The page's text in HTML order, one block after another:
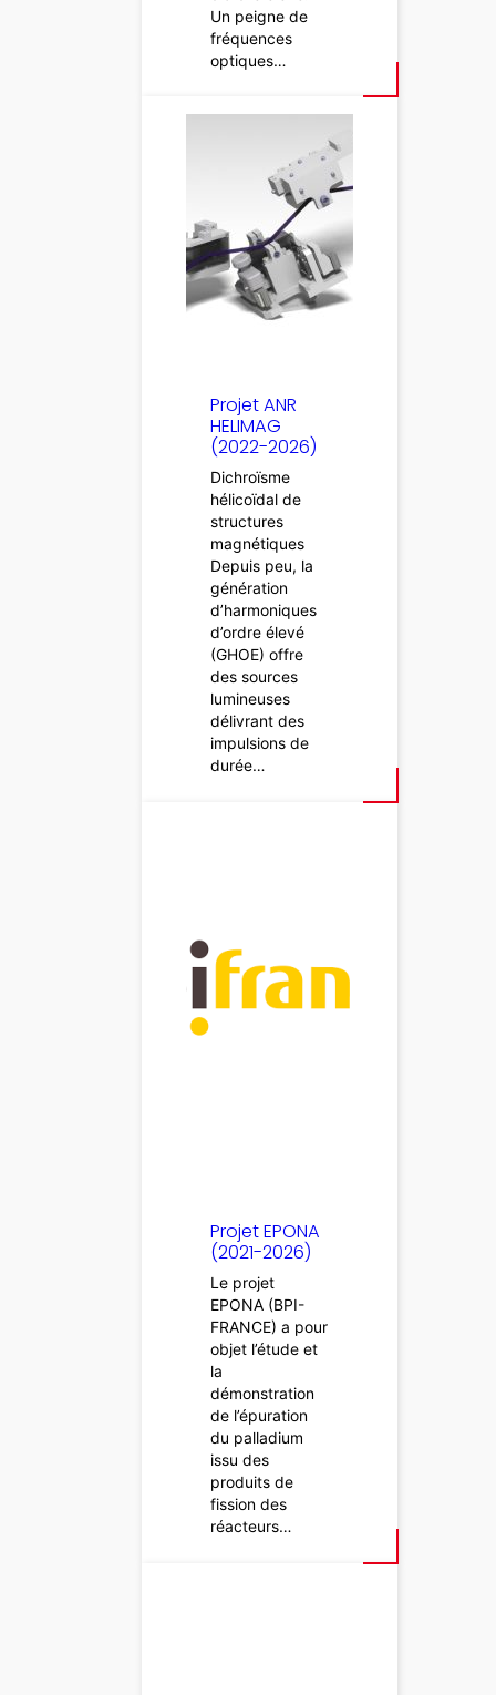
Un peigne de
fréquences
optiques…
Projet ANR
HELIMAG
(2022-2026)
Dichroïsme
hélicoïdal de
structures
magnétiques
Depuis peu, la
génération
d’harmoniques
d’ordre élevé
(GHOE) offre
des sources
lumineuses
délivrant des
impulsions de
durée…
Projet EPONA
(2021-2026)
Le projet
EPONA (BPI-
FRANCE) a pour
objet l’étude et
la
démonstration
de l’épuration
du palladium
issu des
produits de
fission des
réacteurs…